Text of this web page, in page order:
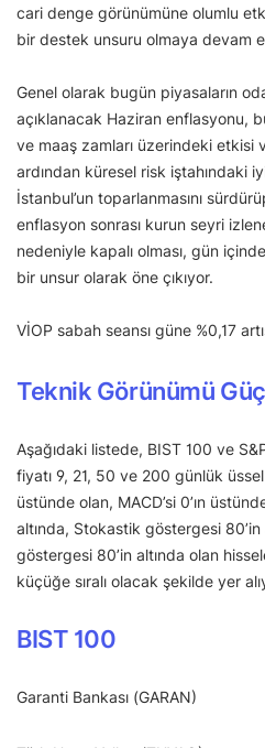
cari denge görünümüne olumlu
bir destek unsuru olmaya devam
Genel olarak bugün piyasaların
açıklanacak Haziran enflasyonu,
ve maaş zamları üzerindeki etkisi
ardından küresel risk iştahındaki
İstanbul’un toparlanmasını
enflasyon sonrası kurun seyri
nedeniyle kapalı olması, gün
bir unsur olarak öne çıkıyor.
VİOP sabah seansı güne %0,17
Teknik Görünümü
Aşağıdaki listede, BIST 100 ve
fiyatı 9, 21, 50 ve 200 günlük
üstünde olan, MACD’si 0’ın
altında, Stokastik göstergesi
göstergesi 80’in altında olan
küçüğe sıralı olacak şekilde yer
BIST 100
Garanti Bankası (GARAN)